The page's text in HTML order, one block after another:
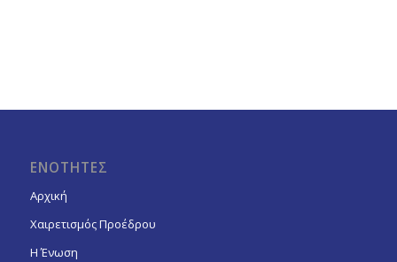
ΕΝΟΤΗΤΕΣ
Αρχική
Χαιρετισμός Προέδρου
Η Ένωση